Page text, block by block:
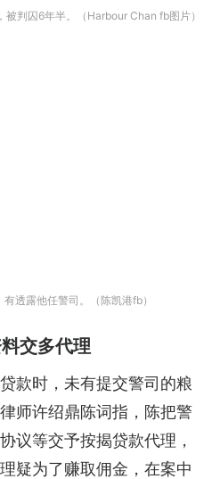
判囚6年半。（Harbour Chan fb图片）
透露他任警司。（陈凯港fb）
交多代理
款时，未有提交警司的粮
师许绍鼎陈词指，陈把警
议等交予按揭贷款代理，
疑为了赚取佣金，在案中